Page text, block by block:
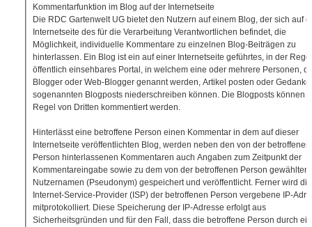
Kommentarfunktion im Blog auf der Internetseite
Die RDC Gartenwelt UG bietet den Nutzern auf einem Blog, der sich auf
Internetseite des für die Verarbeitung Verantwortlichen befindet, die
Möglichkeit, individuelle Kommentare zu einzelnen Blog-Beiträgen zu
hinterlassen. Ein Blog ist ein auf einer Internetseite geführtes, in der Regel
öffentlich einsehbares Portal, in welchem eine oder mehrere Personen,
Blogger oder Web-Blogger genannt werden, Artikel posten oder
sogenannten Blogposts niederschreiben können. Die Blogposts können
Regel von Dritten kommentiert werden.
Hinterlässt eine betroffene Person einen Kommentar in dem auf dieser
Internetseite veröffentlichten Blog, werden neben den von der betroffenen
Person hinterlassenen Kommentaren auch Angaben zum Zeitpunkt der
Kommentareingabe sowie zu dem von der betroffenen Person gewählten
Nutzernamen (Pseudonym) gespeichert und veröffentlicht. Ferner wird
Internet-Service-Provider (ISP) der betroffenen Person vergebene IP-
mitprotokolliert. Diese Speicherung der IP-Adresse erfolgt aus
Sicherheitsgründen und für den Fall, dass die betroffene Person durch